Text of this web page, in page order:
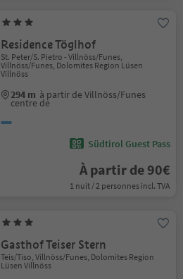
Residence Töglhof
St. Peter/S. Pietro - Villnöss/Funes,
Villnöss/Funes, Dolomites Region Lüsen
Villnöss
294 m à partir de Villnöss/Funes
centre de
Südtirol Guest Pass
À partir de 90€
1 nuit / 2 personnes incl. TVA
Gasthof Teiser Stern
Teis/Tiso, Villnöss/Funes, Dolomites Region
Lüsen Villnöss